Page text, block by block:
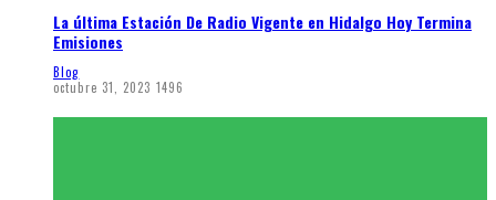
La última Estación De Radio Vigente en Hidalgo Hoy Termina
Emisiones
Blog
octubre 31, 2023 1496